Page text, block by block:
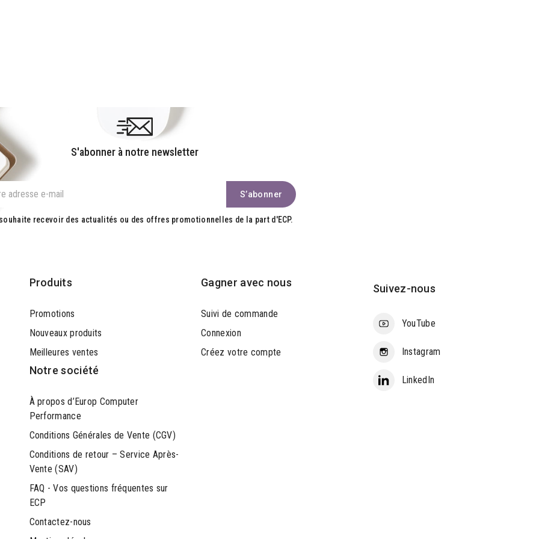
S'abonner à notre newsletter
recevoir des actualités ou des offres promotionnelles de la part d'ECP.
Produits
Promotions
Nouveaux produits
Meilleures ventes
Notre société
À propos d’Europ Computer
Performance
Conditions Générales de Vente (CGV)
Conditions de retour – Service Après-
Vente (SAV)
FAQ - Vos questions fréquentes sur
ECP
Contactez-nous
Gagner avec nous
Suivi de commande
Connexion
Créez votre compte
Suivez-nous
YouTube
Instagram
LinkedIn